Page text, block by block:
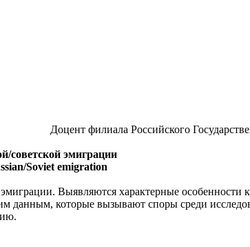
Доцент филиала Российского
советской эмиграции
Soviet emigration
Выявляются характерные
данным, которые вызывают споры среди